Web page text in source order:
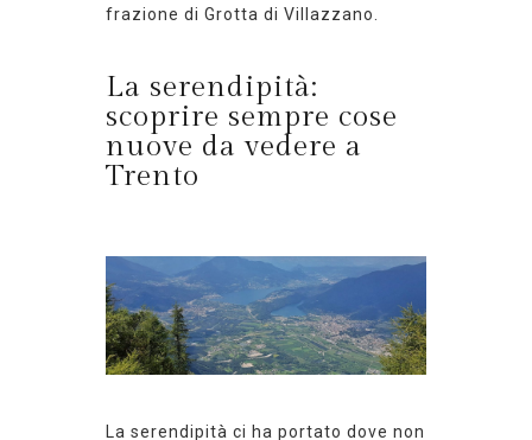
frazione di Grotta di Villazzano.
La serendipità:
scoprire sempre cose
nuove da vedere a
Trento
La serendipità ci ha portato dove non